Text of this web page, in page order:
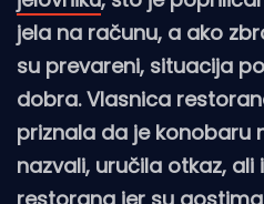
jela na računu, a ako
su prevareni, situacija
dobra. Vlasnica
priznala da je konobaru
nazvali, uručila otkaz, ali